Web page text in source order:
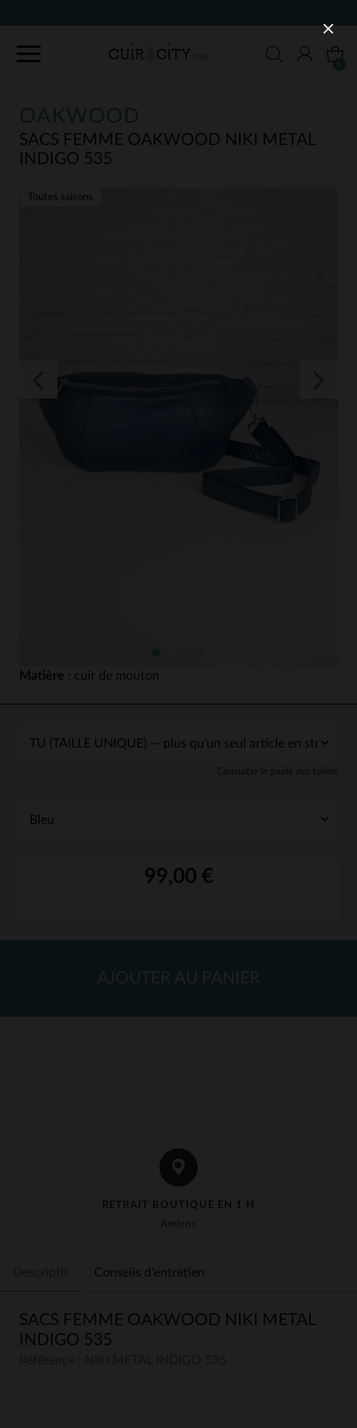
OAKWOOD
SACS FEMME OAKWOOD NIKI METAL
INDIGO 535
Toutes saisons
Matière : cuir de mouton
Consulter le guide des tailles
99,00 €
AJOUTER AU PANIER
RETRAIT BOUTIQUE EN 1 H
Amiens
Descriptif Conseils d'entretien
SACS FEMME OAKWOOD NIKI METAL
INDIGO 535